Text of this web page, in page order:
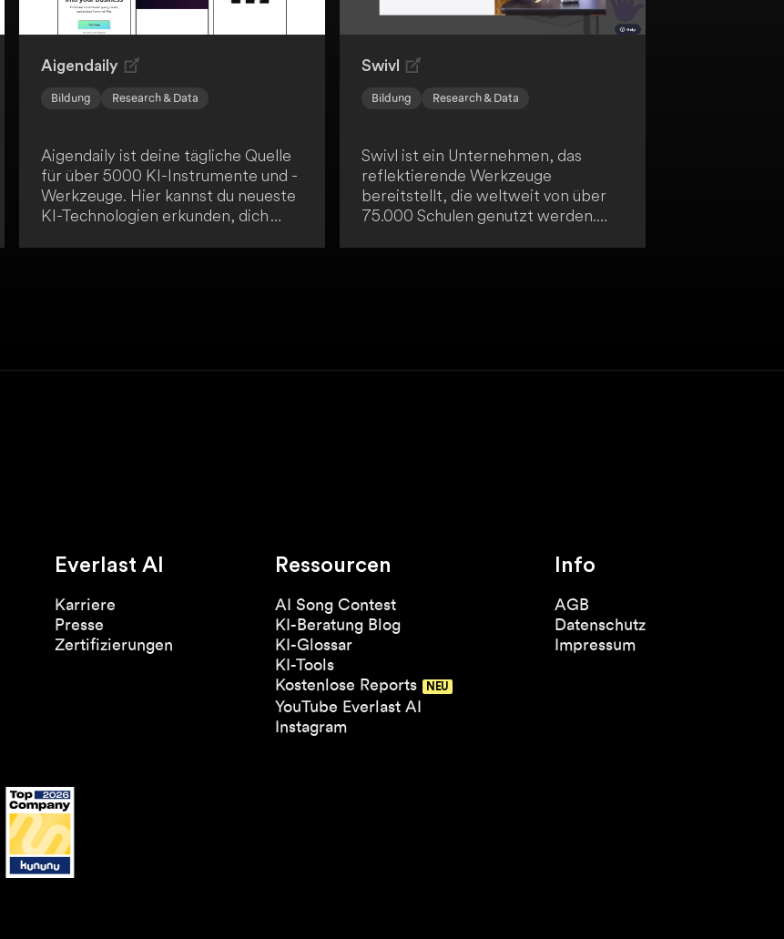
Organisation deiner Informationen.
Aigendaily
Bildung Research & Data
Aigendaily ist deine tägliche Quelle
für über 5000 KI-Instrumente und -
Werkzeuge. Hier kannst du neueste
KI-Technologien erkunden, dich
Swivl
Bildung Research & Data
Swivl ist ein Unternehmen, das
reflektierende Werkzeuge
bereitstellt, die weltweit von über
75.000 Schulen genutzt werden.
Everlast AI
Karriere
Presse
Zertifizierungen
Ressourcen
AI Song Contest
KI-Beratung Blog
KI-Glossar
KI-Tools
Kostenlose Reports
YouTube Everlast AI
Instagram
Info
AGB
Datenschutz
Impressum